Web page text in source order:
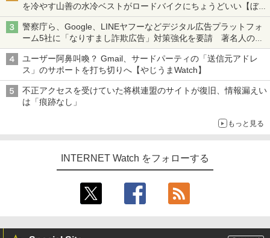
を冷やす山善の水冷ベストがロードバイクにちょうどいい【ぼっ
ち・ざ・ろーど！その14】【空いた時間でなにしてる？】
警察庁ら、Google、LINEヤフーなどデジタル広告プラットフォ
ーム5社に「なりすまし詐欺広告」対策強化を要請 著名人の写
真や映像を使った投資詐欺などへの対策として
ユーザー阿鼻叫喚？ Gmail、サードパーティの「送信元アドレ
ス」のサポートを打ち切りへ【やじうまWatch】
不正アクセスを受けていた将棋連盟のサイトが復旧、情報漏えい
は「痕跡なし」
もっと見る
INTERNET Watch をフォローする